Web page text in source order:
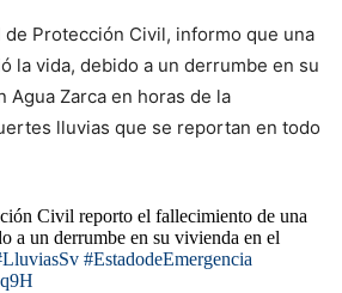
de Protección Civil, informo que una
la vida, debido a un derrumbe en su
Agua Zarca en horas de la
lluvias que se reportan en todo
Civil reporto el fallecimiento de una
a un derrumbe en su vivienda en el
#EstadodeEmergencia